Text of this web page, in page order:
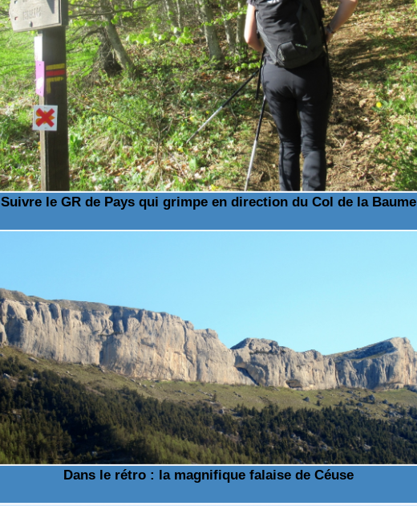
Suivre le GR de Pays qui grimpe en direction du Col de la Baume
Dans le rétro : la magnifique falaise de Céuse